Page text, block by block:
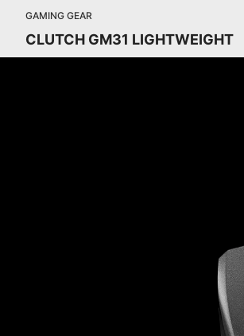
GAMING GEAR
CLUTCH GM31 LIGHTWEIGHT